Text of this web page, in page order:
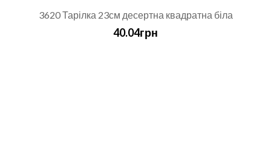
3620 Тарілка 23см десертна квадратна біла
40.04грн